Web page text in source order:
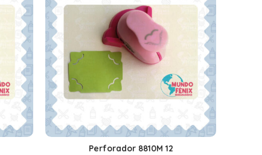
AÑADIR AL CARRITO
Perforador 8810M 12